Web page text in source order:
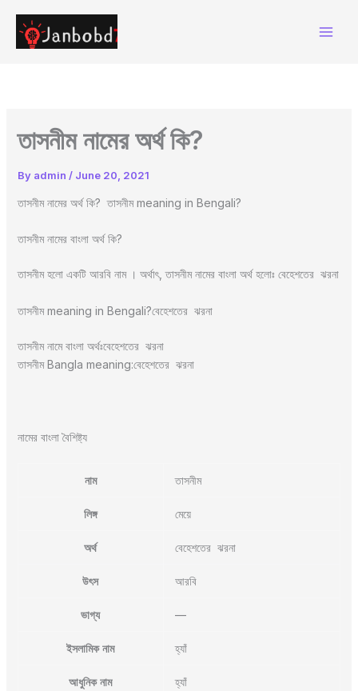
content
তাসনীম নামের অর্থ কি?
By admin / June 20, 2021
তাসনীম নামের অর্থ কি? তাসনীম meaning in Bengali?
তাসনীম নামের বাংলা অর্থ কি?
তাসনীম হলো একটি আরবি নাম । অর্থাৎ, তাসনীম নামের বাংলা অর্থ হলোঃ বেহেশতের ঝরনা
তাসনীম meaning in Bengali?বেহেশতের ঝরনা
তাসনীম নামে বাংলা অর্থঃবেহেশতের ঝরনা
তাসনীম Bangla meaning:বেহেশতের ঝরনা
নামের বাংলা বৈশিষ্ট্য
নাম তাসনীম
লিঙ্গ মেয়ে
অর্থ বেহেশতের ঝরনা
উৎস আরবি
ভাগ্য —
ইসলামিক নাম হ্যাঁ
আধুনিক নাম হ্যাঁ